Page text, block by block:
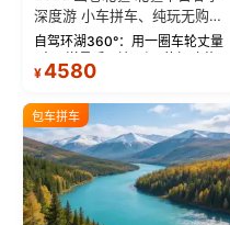
深度游 小车拼车、纯玩无购
物！
自驾环湖360°：用一圈车轮丈量
蓝。 赛湖旅拍：甄选多款风格服
绝美瞬间。 赛湖坦克300跟车视
频：专业摄影师...
¥4580
包车拼车